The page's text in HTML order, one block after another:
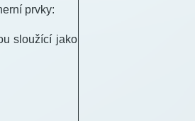
prvky:
sloužící jako